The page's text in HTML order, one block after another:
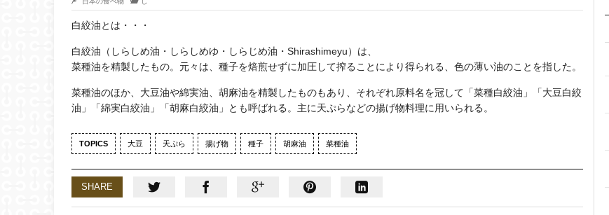
白絞油とは・・・
白絞油（しらしめ油・しらしめゆ・しらじめ油・Shirashimeyu）は、
菜種油を精製したもの。元々は、種子を焙煎せずに加圧して搾ることにより得られる、色の薄い油のことを指した。
菜種油のほか、大豆油や綿実油、胡麻油を精製したものもあり、それぞれ原料名を冠して「菜種白絞油」「大豆白絞
油」「綿実白絞油」「胡麻白絞油」とも呼ばれる。主に天ぷらなどの揚げ物料理に用いられる。
TOPICS 大豆 天ぷら 揚げ物 種子 胡麻油 菜種油
SHARE